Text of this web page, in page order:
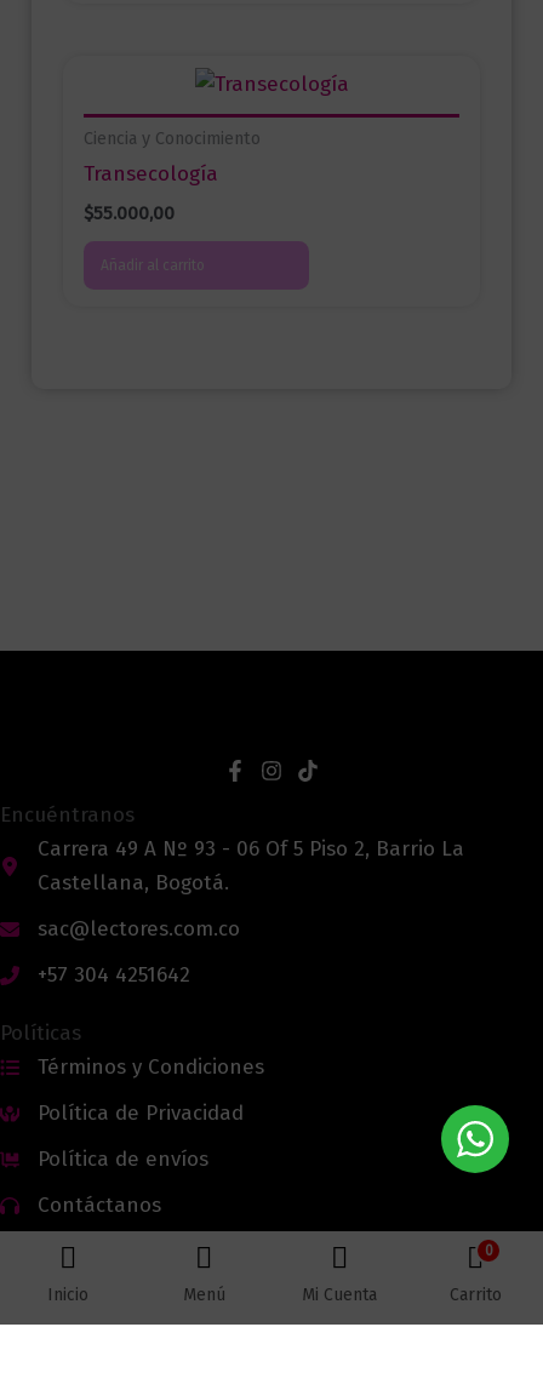
Ciencia y Conocimiento
Transecología
$55.000,00
Añadir al carrito
Encuéntranos
Carrera 49 A Nº 93 - 06 Of 5 Piso 2, Barrio La
Castellana, Bogotá.
sac@lectores.com.co
+57 304 4251642
Políticas
Términos y Condiciones
Política de Privacidad
Política de envíos
Contáctanos
Todos los derechos reservados © 2026 Lectores.co |
Inicio Menú Mi Cuenta
0
Carrito